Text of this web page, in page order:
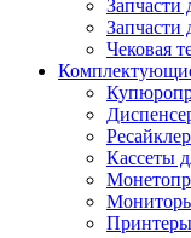
Запчасти
Запчасти
Чековая
Кассеты
Принтеры